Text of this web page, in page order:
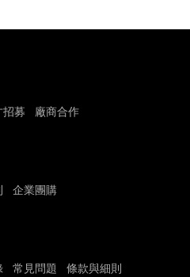
招募 廠商合作
企業團購
常見問題
條款與細則